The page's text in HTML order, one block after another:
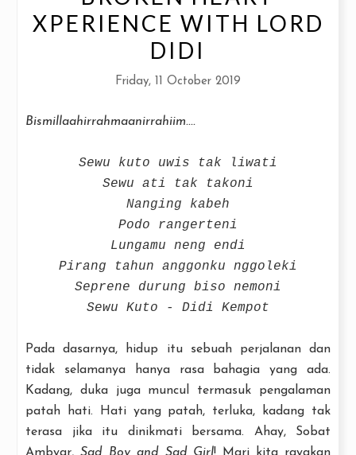
XPERIENCE WITH LORD
DIDI
Friday, 11 October 2019
Bismillaahirrahmaanirrahiim....
Sewu kuto uwis tak liwati
Sewu ati tak takoni
Nanging kabeh
Podo rangerteni
Lungamu neng endi
Pirang tahun anggonku nggoleki
Seprene durung biso nemoni
Sewu Kuto - Didi Kempot
Pada dasarnya, hidup itu sebuah perjalanan dan
tidak selamanya hanya rasa bahagia yang ada.
Kadang, duka juga muncul termasuk pengalaman
patah hati. Hati yang patah, terluka, kadang tak
terasa jika itu dinikmati bersama. Ahay, Sobat